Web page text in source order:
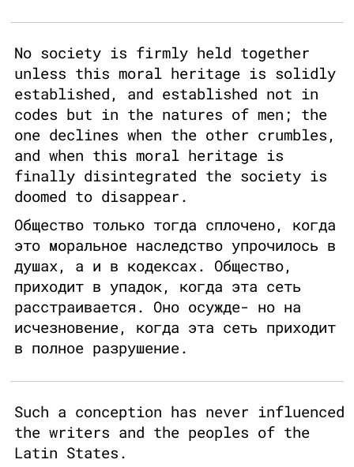
No society is firmly held together
unless this moral heritage is solidly
established, and established not in
codes but in the natures of men; the
one declines when the other crumbles,
and when this moral heritage is
finally disintegrated the society is
doomed to disappear.
Общество только тогда сплочено, когда
это моральное наследство упрочилось в
душах, а и в кодексах. Общество,
приходит в упадок, когда эта сеть
расстраивается. Оно осужде- но на
исчезновение, когда эта сеть приходит
в полное разрушение.
Such a conception has never influenced
the writers and the peoples of the
Latin States.